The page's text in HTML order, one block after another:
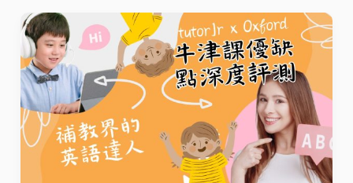
鬆
學
成
「英
文
小
達
線
上
兒
童
美
語